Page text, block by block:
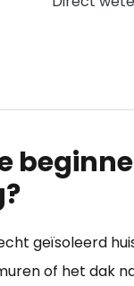
geïsoleerd
of het dak